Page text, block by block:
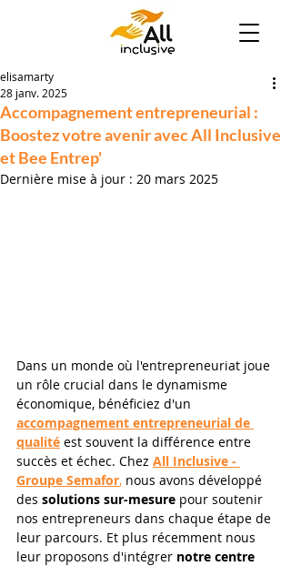
Accompagnement entrepreneurial :
Boostez votre avenir avec All Inclusive
et Bee Entrep'
elisamarty
28 janv. 2025
Dernière mise à jour : 20 mars 2025
Dans un monde où l'entrepreneuriat joue
un rôle crucial dans le dynamisme
économique, bénéficiez d'un
accompagnement entrepreneurial de
qualité est souvent la différence entre
succès et échec. Chez All Inclusive -
Groupe Semafor, nous avons développé
des solutions sur-mesure pour soutenir
nos entrepreneurs dans chaque étape de
leur parcours. Et plus récemment nous
leur proposons d'intégrer notre centre